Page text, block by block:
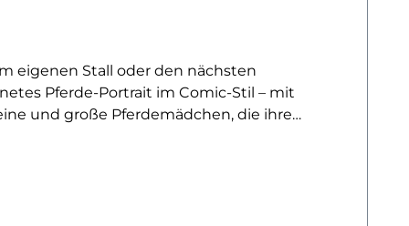
eigenen Stall oder den nächsten
Pferde-Portrait im Comic-Stil – mit
und große Pferdemädchen, die ihre